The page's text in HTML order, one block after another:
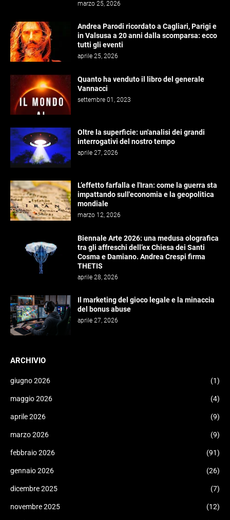
marzo 25, 2026
Andrea Parodi ricordato a Cagliari, Parigi e
in Valsusa a 20 anni dalla scomparsa: ecco
tutti gli eventi
aprile 25, 2026
Quanto ha venduto il libro del generale
Vannacci
settembre 01, 2023
Oltre la superficie: un'analisi dei grandi
interrogativi del nostro tempo
aprile 27, 2026
L’effetto farfalla e l'Iran: come la guerra sta
impattando sull'economia e la geopolitica
mondiale
marzo 12, 2026
Biennale Arte 2026: una medusa olografica
tra gli affreschi dell’ex Chiesa dei Santi
Cosma e Damiano. Andrea Crespi firma
THETIS
aprile 28, 2026
Il marketing del gioco legale e la minaccia
del bonus abuse
aprile 27, 2026
ARCHIVIO
giugno 2026 (1)
maggio 2026 (4)
aprile 2026 (9)
marzo 2026 (9)
febbraio 2026 (91)
gennaio 2026 (26)
dicembre 2025 (7)
novembre 2025 (12)